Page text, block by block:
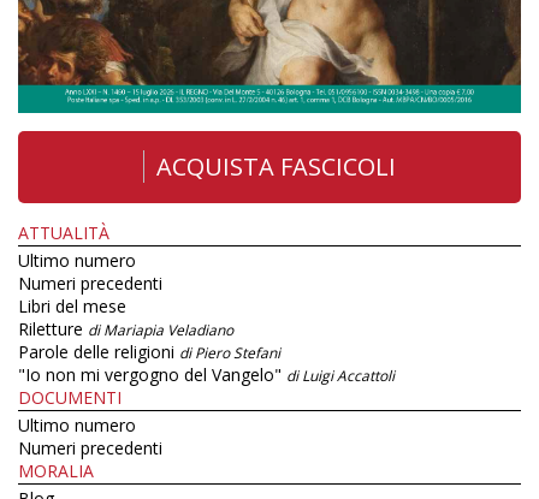
ACQUISTA FASCICOLI
ATTUALITÀ
Ultimo numero
Numeri precedenti
Libri del mese
Riletture di Mariapia Veladiano
Parole delle religioni di Piero Stefani
"Io non mi vergogno del Vangelo" di Luigi Accattoli
DOCUMENTI
Ultimo numero
Numeri precedenti
MORALIA